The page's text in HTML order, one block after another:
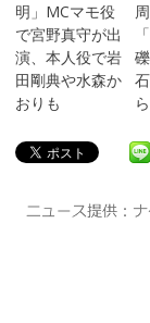
明」MCマモ役
で宮野真守が出
演、本人役で岩
田剛典や水森か
おりも